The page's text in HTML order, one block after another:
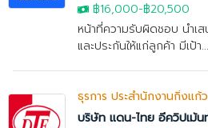
฿16,000-฿20,500
หน้าที่ความรับผิดชอบ นำ
และประกันให้แก่ลูกค้า มีเป้า...
ธุรการ ประสำนักงานกิ่งแก้ว
บริษัท แดน-ไทย อีควิปเม้น